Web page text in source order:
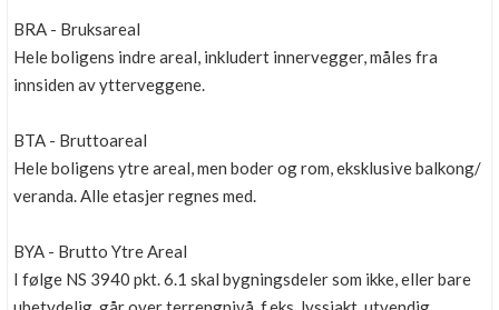
BRA - Bruksareal
Hele boligens indre areal, inkludert innervegger, måles fra
innsiden av ytterveggene.
BTA - Bruttoareal
Hele boligens ytre areal, men boder og rom, eksklusive balkong/
veranda. Alle etasjer regnes med.
BYA - Brutto Ytre Areal
I følge NS 3940 pkt. 6.1 skal bygningsdeler som ikke, eller bare